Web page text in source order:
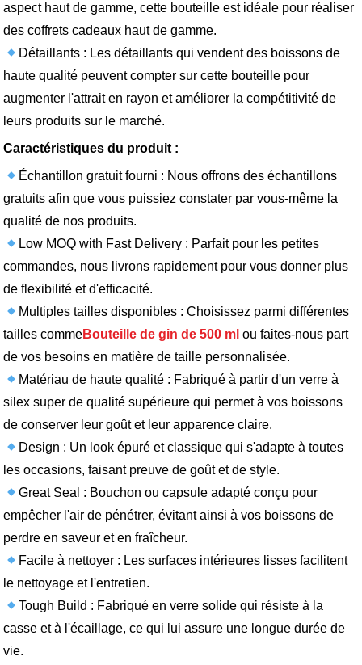
aspect haut de gamme, cette bouteille est idéale pour réaliser
des coffrets cadeaux haut de gamme.
Détaillants : Les détaillants qui vendent des boissons de
haute qualité peuvent compter sur cette bouteille pour
augmenter l'attrait en rayon et améliorer la compétitivité de
leurs produits sur le marché.
Caractéristiques du produit :
Échantillon gratuit fourni : Nous offrons des échantillons
gratuits afin que vous puissiez constater par vous-même la
qualité de nos produits.
Low MOQ with Fast Delivery : Parfait pour les petites
commandes, nous livrons rapidement pour vous donner plus
de flexibilité et d'efficacité.
Multiples tailles disponibles : Choisissez parmi différentes
tailles commeBouteille de gin de 500 ml ou faites-nous part
de vos besoins en matière de taille personnalisée.
Matériau de haute qualité : Fabriqué à partir d'un verre à
silex super de qualité supérieure qui permet à vos boissons
de conserver leur goût et leur apparence claire.
Design : Un look épuré et classique qui s'adapte à toutes
les occasions, faisant preuve de goût et de style.
Great Seal : Bouchon ou capsule adapté conçu pour
empêcher l'air de pénétrer, évitant ainsi à vos boissons de
perdre en saveur et en fraîcheur.
Facile à nettoyer : Les surfaces intérieures lisses facilitent
le nettoyage et l'entretien.
Tough Build : Fabriqué en verre solide qui résiste à la
casse et à l'écaillage, ce qui lui assure une longue durée de
vie.